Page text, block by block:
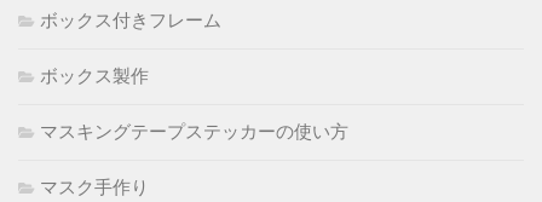
ボックス付きフレーム
ボックス製作
マスキングテープステッカーの使い方
マスク手作り